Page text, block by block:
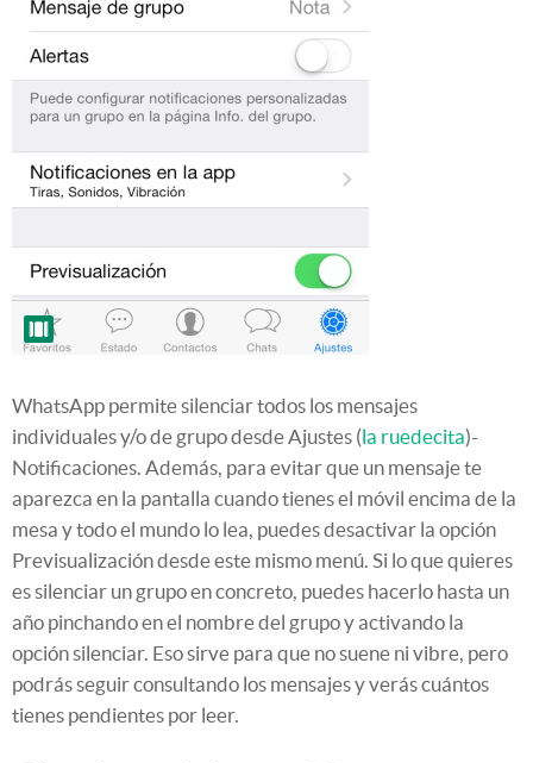
WhatsApp permite silenciar todos los mensajes
individuales y/o de grupo desde Ajustes (la ruedecita)-
Notificaciones. Además, para evitar que un mensaje te
aparezca en la pantalla cuando tienes el móvil encima de la
mesa y todo el mundo lo lea, puedes desactivar la opción
Previsualización desde este mismo menú. Si lo que quieres
es silenciar un grupo en concreto, puedes hacerlo hasta un
año pinchando en el nombre del grupo y activando la
opción silenciar. Eso sirve para que no suene ni vibre, pero
podrás seguir consultando los mensajes y verás cuántos
tienes pendientes por leer.